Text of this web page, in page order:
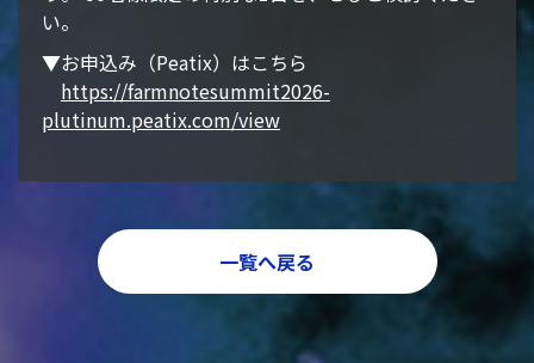
い。
▼お申込み（Peatix）はこちら
https://farmnotesummit2026-
plutinum.peatix.com/view
一覧へ戻る